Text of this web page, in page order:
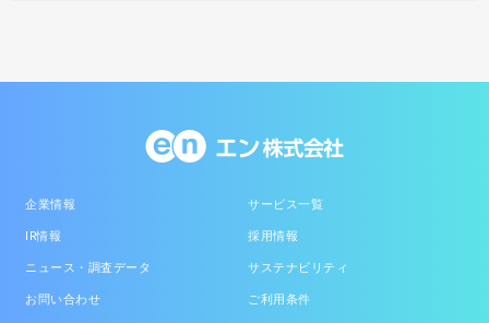
企業情報 サービス一覧
IR情報 採用情報
ニュース・調査データ サステナビリティ
お問い合わせ ご利用条件